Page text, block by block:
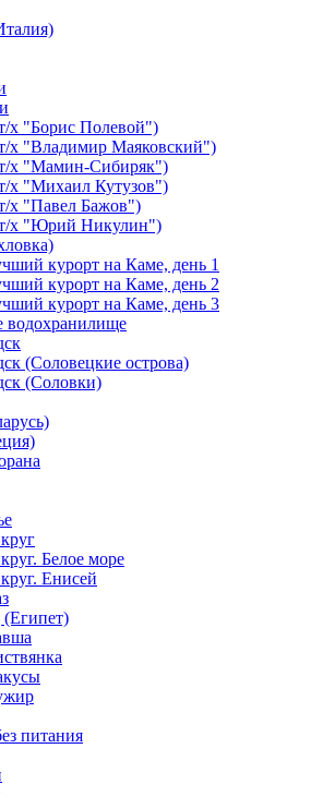
х "Борис Полевой")
х "Владимир Маяковский")
х "Мамин-Сибиряк")
х "Михаил Кутузов")
х "Павел Бажов")
х "Юрий Никулин")
курорт на Каме, день 1
курорт на Каме, день 2
курорт на Каме, день 3
водохранилище
(Соловецкие острова)
(Соловки)
Белое море
Енисей
питания